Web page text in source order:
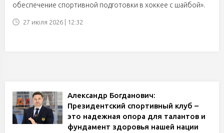
обеспечение спортивной подготовки в хоккее с шайбой».
27 июля 2026 | 12:32
Александр Богданович:
Президентский спортивный клуб –
это надежная опора для талантов и
фундамент здоровья нашей нации